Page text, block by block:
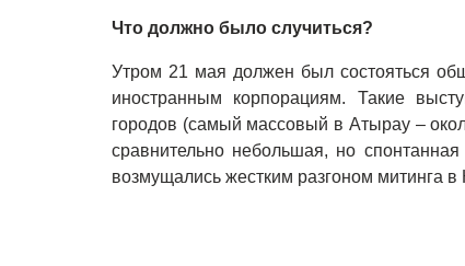
Что должно было случиться?
Утром 21 мая должен был состояться
иностранным корпорациям. Такие
городов (самый массовый в Атырау –
сравнительно небольшая, но
возмущались жестким разгоном митинга